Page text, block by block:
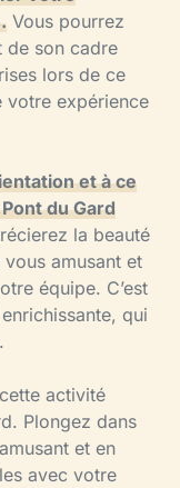
Vous pourrez
de son cadre
lors de ce
votre expérience
et à ce
du Gard
la beauté
amusant et
équipe. C’est
qui
activité
Plongez dans
et en
avec votre